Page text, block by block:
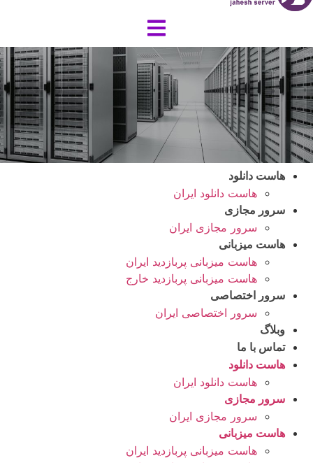
هاست دانلود
هاست دانلود ایران
سرور مجازی
سرور مجازی ایران
هاست میزبانی
هاست میزبانی پربازدید ایران
هاست میزبانی پربازدید خارج
سرور اختصاصی
سرور اختصاصی ایران
وبلاگ
تماس با ما
هاست دانلود
هاست دانلود ایران
سرور مجازی
سرور مجازی ایران
هاست میزبانی
هاست میزبانی پربازدید ایران